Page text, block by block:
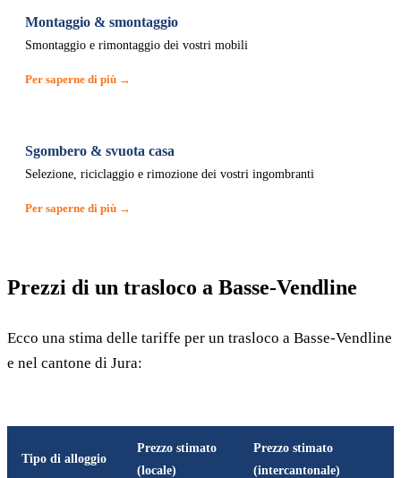
Montaggio & smontaggio
Smontaggio e rimontaggio dei vostri mobili
Per saperne di più →
Sgombero & svuota casa
Selezione, riciclaggio e rimozione dei vostri ingombranti
Per saperne di più →
Prezzi di un trasloco a Basse-Vendline
Ecco una stima delle tariffe per un trasloco a Basse-Vendline
e nel cantone di Jura:
Tipo di alloggio
Prezzo stimato
(locale)
Prezzo stimato
(intercantonale)